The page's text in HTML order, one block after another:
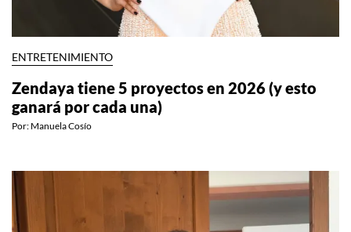
ENTRETENIMIENTO
Zendaya tiene 5 proyectos en 2026 (y esto
ganará por cada una)
Por: Manuela Cosío